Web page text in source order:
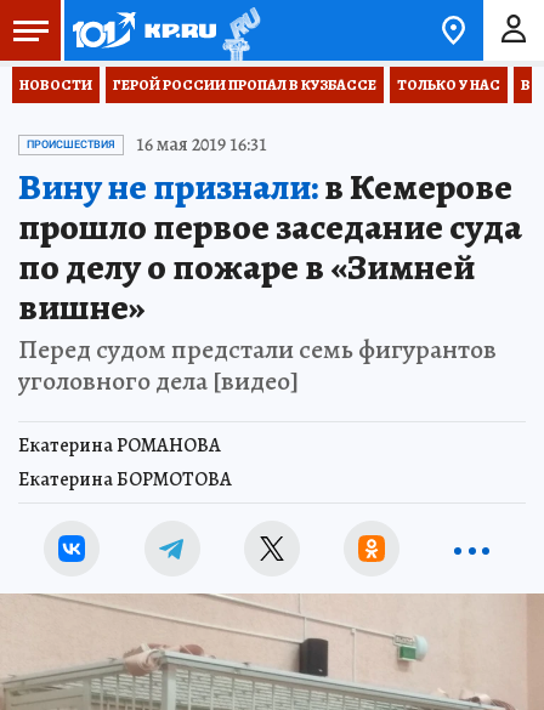
НОВОСТИ ГЕРОЙ РОССИИ ПРОПАЛ В КУЗБАССЕ ТОЛЬКО У НАС
ПРОИСШЕСТВИЯ 16 мая 2019 16:31
Вину не признали:в Кемерове
прошло первое заседание суда
по делу о пожаре в «Зимней
вишне»
Перед судом предстали семь фигурантов
уголовного дела [видео]
Екатерина РОМАНОВА
Екатерина БОРМОТОВА